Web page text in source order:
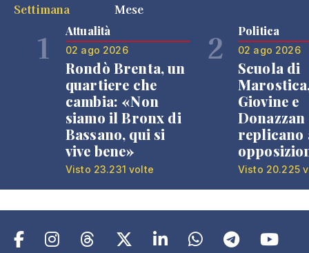
Settimana
Mese
1 Attualità
02 ago 2026
Rondò Brenta, un
quartiere che
cambia: «Non
siamo il Bronx di
Bassano, qui si
vive bene»
Visto 23.231 volte
2 Politica
02 ago 2026
Scuola di
Giovine e
Donazzan
replicano
Visto 20.225